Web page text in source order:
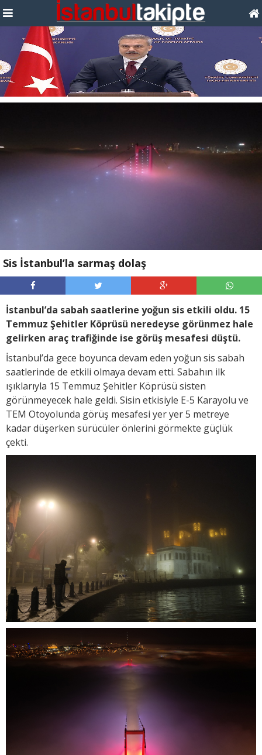
Sis İstanbul’la sarmaş dolaş
İstanbul’da sabah saatlerine yoğun sis etkili oldu. 15
Temmuz Şehitler Köprüsü neredeyse görünmez hale
gelirken araç trafiğinde ise görüş mesafesi düştü.
İstanbul’da gece boyunca devam eden yoğun sis sabah
saatlerinde de etkili olmaya devam etti. Sabahın ilk
ışıklarıyla 15 Temmuz Şehitler Köprüsü sisten
görünmeyecek hale geldi. Sisin etkisiyle E-5 Karayolu ve
TEM Otoyolunda görüş mesafesi yer yer 5 metreye
kadar düşerken sürücüler önlerini görmekte güçlük
çekti.